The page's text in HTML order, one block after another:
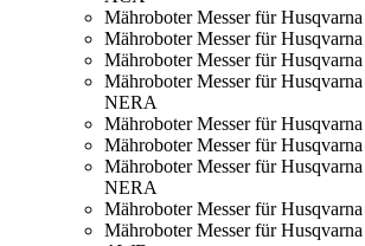
Mähroboter Messer für
Mähroboter Messer für
Mähroboter Messer für
Mähroboter Messer für
NERA
Mähroboter Messer für
Mähroboter Messer für
Mähroboter Messer für
NERA
Mähroboter Messer für
Mähroboter Messer für